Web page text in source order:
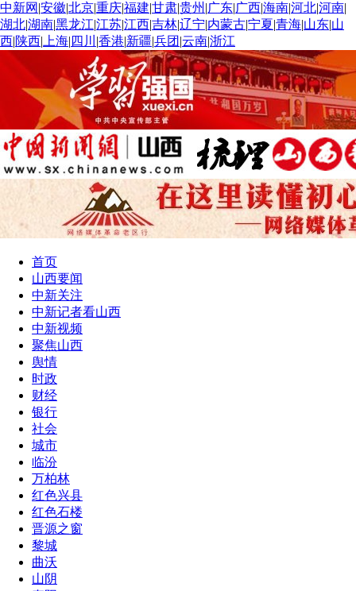
中新网 |安徽|北京|重庆|福建|甘肃|贵州 |广东|广西|海南|河北|河南|
湖北|湖南|黑龙江|江苏|江西|吉林|辽宁|内蒙古|宁夏|青海|山东|山
西|陕西| 上海| 四川 |香港|新疆|兵团 |云南|浙江
首页
山西要闻
中新关注
中新记者看山西
中新视频
聚焦山西
舆情
时政
财经
银行
社会
城市
临汾
万柏林
红色兴县
红色石楼
晋源之窗
黎城
曲沃
山阴